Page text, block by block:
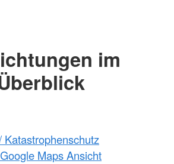
im
Katastrophenschutz
Maps Ansicht